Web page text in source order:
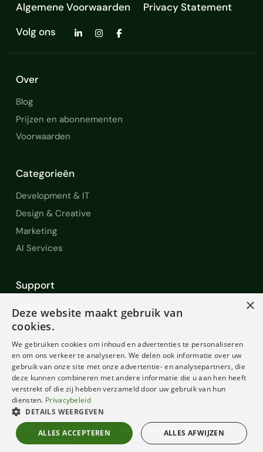
Algemene Voorwaarden
Privacy Statement
Volg ons
Over
Blog
Prijzen en abonnementen
Voorwaarden
Categorieën
Development & IT
Design & Creative
Marketing
AI Services
Support
Help en Support
FAQ
Contact
Diensten
Voorwaarden
© 2022-2026 Freelancer Services Benelux. Alle rechten
voorbehouden.
×
Deze website maakt gebruik van
cookies.
We gebruiken cookies om inhoud en advertenties te personaliseren
en om ons verkeer te analyseren. We delen ook informatie over uw
gebruik van onze site met onze advertentie- en analysepartners, die
deze kunnen combineren met andere informatie die u aan hen heeft
verstrekt of die zij hebben verzameld door uw gebruik van hun
diensten. Privacybeleid
DETAILS WEERGEVEN
ALLES ACCEPTEREN ALLES AFWIJZEN